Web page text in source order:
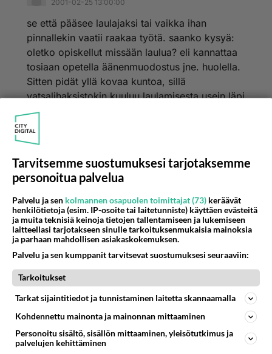
2001-02-25 13:00:00
se että pääsee laulajaksi tai vaikka ihan
pinnallekin vaatii raakaa työtä. saanko kysyä:
oletko opiskellut missään laulua? eli kannattaa
tosiaan opetella äänenmuodostus jne. huolella.
Sitten pidät yllä kovaa kuntoa, sillä
vatsalihaksistokin kuuluu laulamisesta usein läpi.
Kaikkein eniten sä tarttet aikaa... niin kuin me
kaikki. Se tulee se oikea hetki jos on tullakseen,
kun odottaa tarpeeksi kauan ja yrittää.
koskaan ei tiedä. ja voisit pistää vaikka
ilmoitustauluillle tms. ilmoituksia, joissa haet
bändiä ympärillesi.
Tsemppiä sulle!
Äänestä Kommentoi
Kommentoi aloitusta...
Ketjusta on poistettu
Tarvitsemme suostumuksesi tarjotaksemme
personoitua palvelua
Palvelu ja sen kolmannen osapuolen toimittajat (73) keräävät
henkilötietoja (esim. IP-osoite tai laitetunniste) käyttäen evästeitä
ja muita teknisiä keinoja tietojen tallentamiseen ja lukemiseen
laitteellasi tarjotakseen sinulle tarkoituksenmukaisia mainoksia
ja parhaan mahdollisen asiakaskokemuksen.
Palvelu ja sen kumppanit tarvitsevat suostumuksesi seuraaviin:
Tarkoitukset
Tarkat sijaintitiedot ja tunnistaminen laitetta skannaamalla
Kohdennettu mainonta ja mainonnan mittaaminen
Personoitu sisältö, sisällön mittaaminen, yleisötutkimus ja
palvelujen kehittäminen